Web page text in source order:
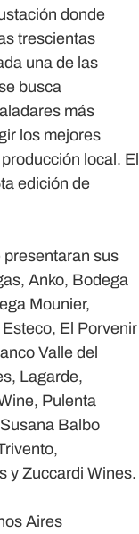
donde
trescientas
una de las
busca
más
los mejores
local. El
edición de
presentaran sus
Anko, Bodega
Mounier,
El Porvenir
Valle del
Lagarde,
Pulenta
Balbo
y Zuccardi Wines.
Aires